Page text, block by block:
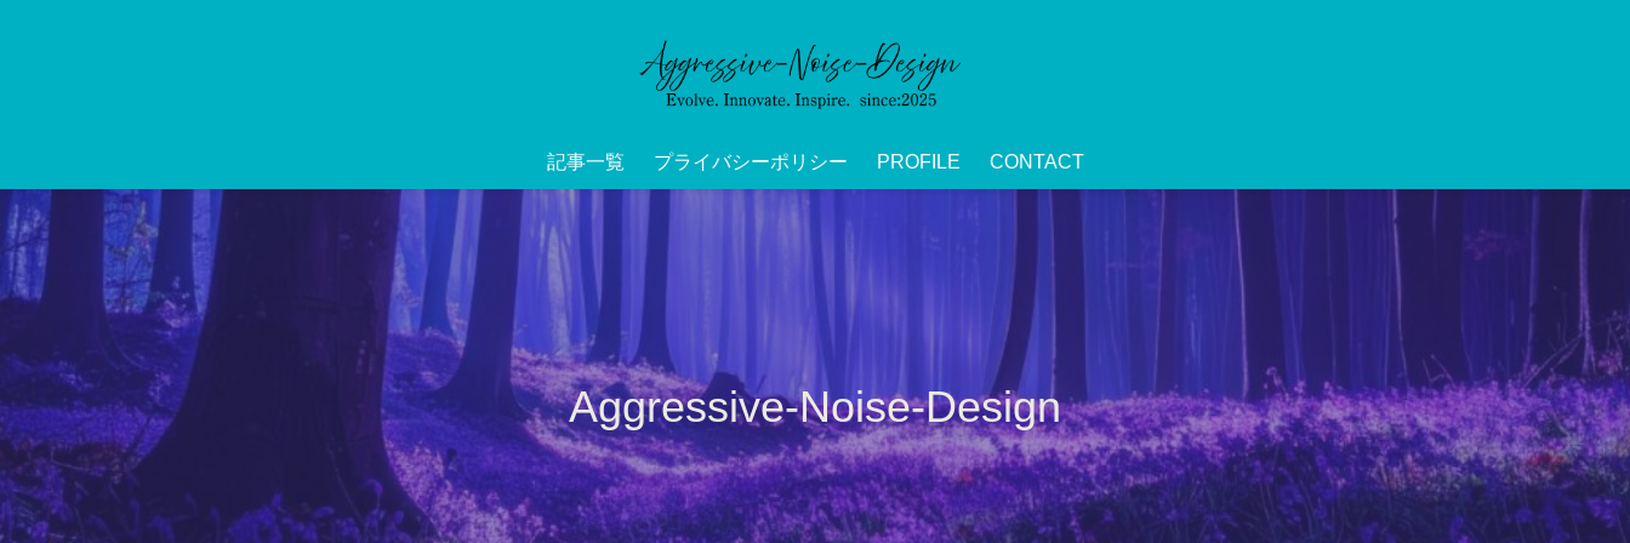
記事一覧 プライバシーポリシー PROFILE CONTACT
Aggressive-Noise-Design